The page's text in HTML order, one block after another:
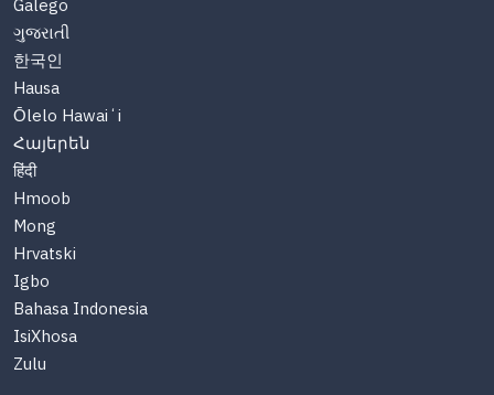
Galego
ગુજરાતી
한국인
Hausa
Ōlelo Hawaiʻi
Հայերեն
हिंदी
Hmoob
Mong
Hrvatski
Igbo
Bahasa Indonesia
IsiXhosa
Zulu